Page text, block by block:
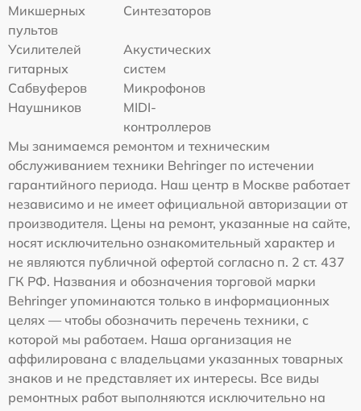
Микшерных
пультов
Синтезаторов
Усилителей
гитарных
Акустических
систем
Сабвуферов
Микрофонов
Наушников
MIDI-
контроллеров
Мы занимаемся ремонтом и техническим
обслуживанием техники Behringer по истечении
гарантийного периода. Наш центр в Москве работает
независимо и не имеет официальной авторизации от
производителя. Цены на ремонт, указанные на сайте,
носят исключительно ознакомительный характер и
не являются публичной офертой согласно п. 2 ст. 437
ГК РФ. Названия и обозначения торговой марки
Behringer упоминаются только в информационных
целях — чтобы обозначить перечень техники, с
которой мы работаем. Наша организация не
аффилирована с владельцами указанных товарных
знаков и не представляет их интересы. Все виды
ремонтных работ выполняются исключительно на